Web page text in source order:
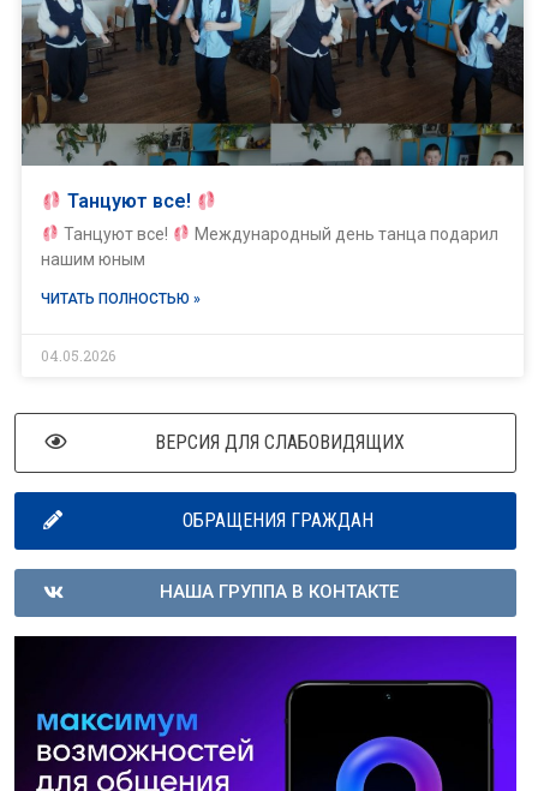
Танцуют все!
Танцуют все!
Международный день танца подарил
нашим юным
ЧИТАТЬ ПОЛНОСТЬЮ »
04.05.2026
ВЕРСИЯ ДЛЯ СЛАБОВИДЯЩИХ
ОБРАЩЕНИЯ ГРАЖДАН
НАША ГРУППА В КОНТАКТЕ